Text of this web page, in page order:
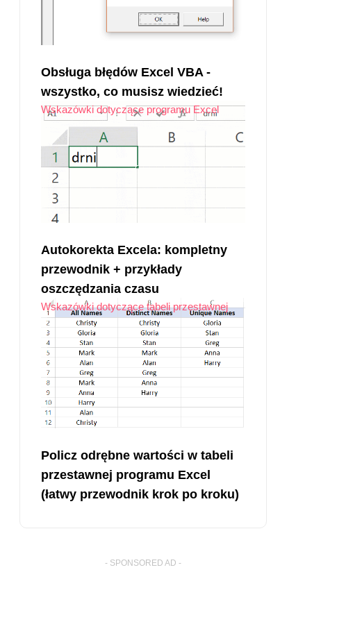
Obsługa błędów Excel VBA -
wszystko, co musisz wiedzieć!
Wskazówki dotyczące programu Excel
Autokorekta Excela: kompletny
przewodnik + przykłady
oszczędzania czasu
Wskazówki dotyczące tabeli przestawnej
Policz odrębne wartości w tabeli
przestawnej programu Excel
(łatwy przewodnik krok po kroku)
- SPONSORED AD -